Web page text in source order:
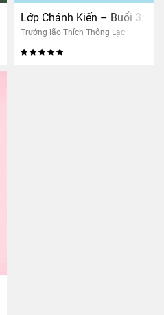
Trung Tâm An Dưỡng – Nhận
Lớp Chánh Kiến – Buổi 3:
Trưởng lão Thích Thông Lạc
duy nhân quả